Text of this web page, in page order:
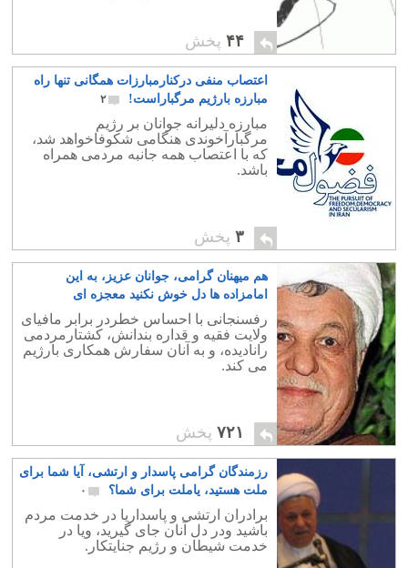
۴۴ پخش
اعتصاب منفی درکنارمبارزات همگانی تنها راه
مبارزه بارژیم مرگباراست!
۲
مبارزه دلیرانه جوانان بر رژیم
مرگبارآخوندی هنگامی شکوفاخواهد شد،
که با اعتصاب همه جانبه مردمی همراه
باشد.
۳ پخش
هم میهنان گرامی، جوانان عزیز، به این
امامزاده ها دل خوش نکنید معجزه ای
درکارنیست
رفسنجانی با احساس خطردر برابر مافیای
ولایت فقیه و قداره بندانش، کشتارمردمی
رانادیده، و به آنان سفارش همکاری بارژیم
می کند.
۷۲۱ پخش
رزمندگان گرامی پاسدار و ارتشی، آیا شما برای
ملت هستید، یاملت برای شما؟
۰
برادران ارتشی و پاسداریا در خدمت مردم
باشید ودر دل آنان جای گیرید، ویا در
خدمت شیطان و رژیم جنایتکار.